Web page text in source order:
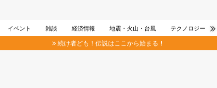
イベント 雑談 経済情報 地震・火山・台風 テクノロジー
続け者ども！伝説はここから始まる！